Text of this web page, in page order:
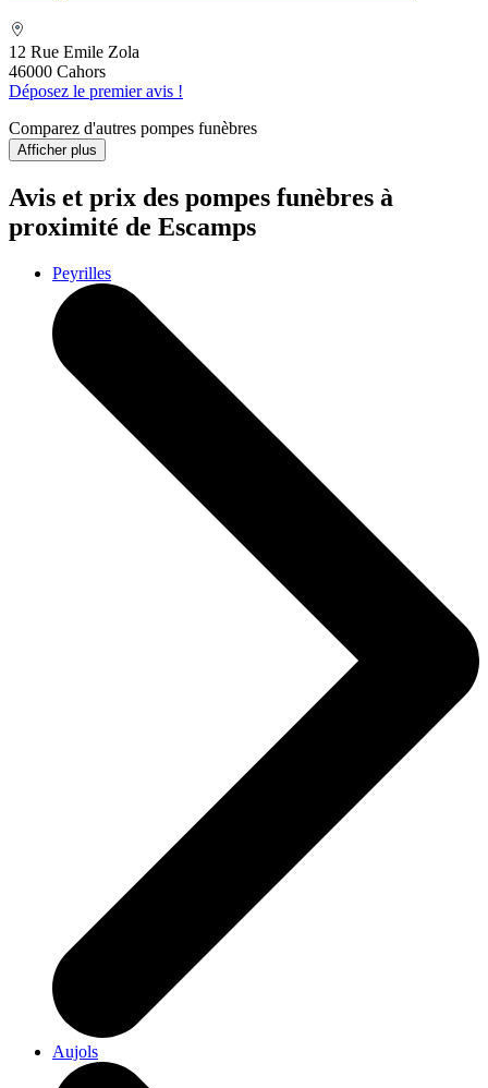
12 Rue Emile Zola
46000 Cahors
Déposez le premier avis !
Comparez d'autres pompes funèbres
Afficher plus
Avis et prix des pompes funèbres à
proximité de Escamps
Peyrilles
Aujols